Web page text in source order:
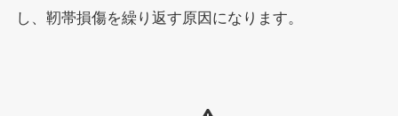
し、靭帯損傷を繰り返す原因になります。